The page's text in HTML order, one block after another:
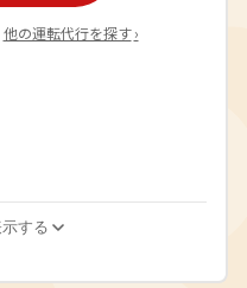
他の運転代行を探す ›
する